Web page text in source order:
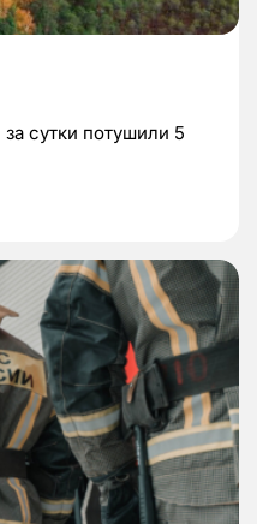
сутки потушили 5